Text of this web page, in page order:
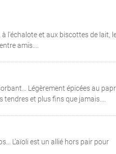
l’échalote et aux biscottes de lait,
amis....
Légèrement épicées au
et plus fins que jamais....
L’aïoli est un allié hors pair pour